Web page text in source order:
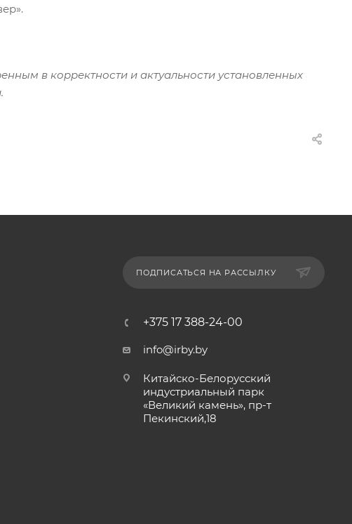
в корректности и актуальности установленных
ПОДПИСАТЬСЯ НА РАССЫЛКУ
+375 17 388-24-00
info@irby.by
Китайско-Белорусский
индустриальный парк
«Великий камень», пр-т
Пекинский,18